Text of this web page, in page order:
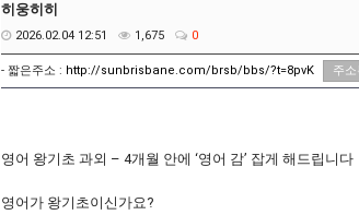
히웅히히
2026.02.04 12:51 1,675 0
- 짧은주소 : http://sunbrisbane.com/brsb/bbs/?t=8pvK 주
영어 왕기초 과외 – 4개월 안에 ‘영어 감’ 잡게 해드립니다
영어가 왕기초이신가요?